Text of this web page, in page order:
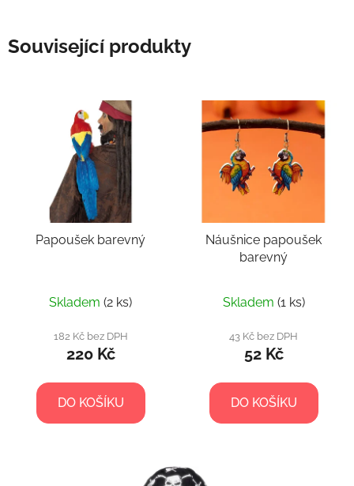
Související produkty
Papoušek barevný
Skladem (2 ks)
182 Kč bez DPH
220 Kč
DO KOŠÍKU
Náušnice papoušek
barevný
Skladem (1 ks)
43 Kč bez DPH
52 Kč
DO KOŠÍKU